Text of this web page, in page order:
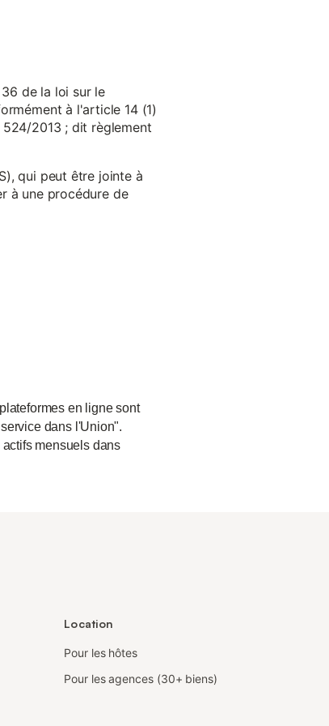
de la loi sur le
à l'article 14 (1)
2013 ; dit règlement
qui peut être jointe à
à une procédure de
en ligne sont
dans l'Union".
mensuels dans
Location
Pour les hôtes
Pour les agences (30+ biens)